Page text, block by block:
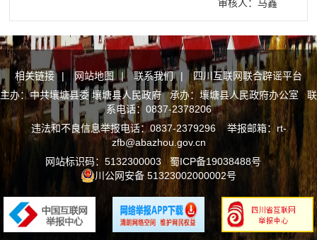
审核人：马鑫
相关链接 | 网站地图 | 联系我们 |
四川互联网联合辟谣平台
主办：中共壤塘县委 壤塘县人民政府 承办：壤塘县人民政府办公室 联
系电话：0837-2378206
违法和不良信息举报电话：0837-2379296 举报邮箱：rt-
zfb@abazhou.gov.cn
网站标识码：5132300003蜀ICP备19038488号
川公网安备 51323002000002号